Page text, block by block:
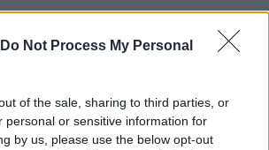
Do Not Process My Personal
of the sale, sharing to third parties, or
personal or sensitive information for
by us, please use the below opt-out